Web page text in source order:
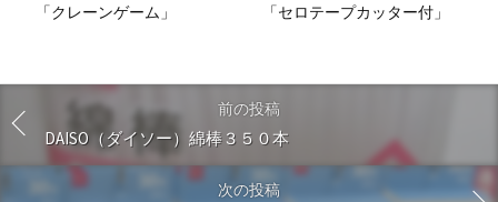
「クレーンゲーム」
「セロテープカッター付」
前の投稿
DAISO（ダイソー）綿棒３５０本
次の投稿